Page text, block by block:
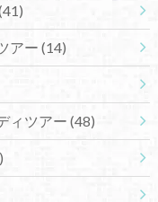
アー (14)
ィツアー (48)